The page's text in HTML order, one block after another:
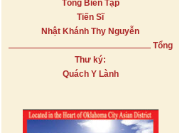
Tổng Biên Tập
Tiến Sĩ
Nhật Khánh Thy Nguyễn
Tổng
Thư ký:
Quách Y Lành